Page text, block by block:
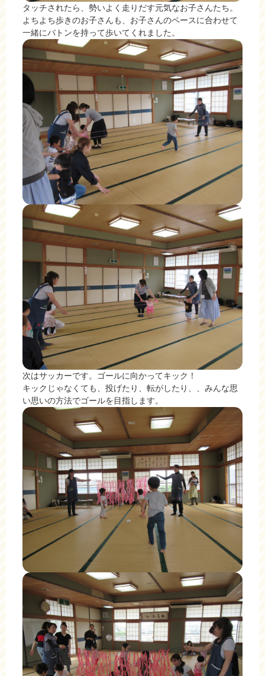
タッチされたら、勢いよく走りだす元気なお子さんたち。
よちよち歩きのお子さんも、お子さんのペースに合わせて
一緒にバトンを持って歩いてくれました。
次はサッカーです。ゴールに向かってキック！
キックじゃなくても、投げたり、転がしたり、、みんな思
い思いの方法でゴールを目指します。